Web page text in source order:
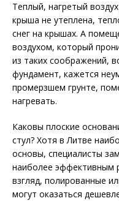
Теплый, нагретый
крыша не утеплена,
снег на крышах. А
воздухом, который
из таких соображений,
фундамент, кажется
промерзшем грунте,
нагревать.
Каковы плоские
стул? Хотя в Литве
основы, специалисты
наиболее эффективным
взгляд, полированные
могут оказаться